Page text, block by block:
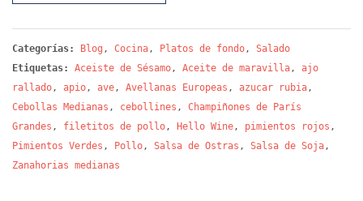
Categorías: Blog , Cocina, Platos de fondo, Salado
Etiquetas:
Aceiste de Sésamo, Aceite de maravilla, ajo
rallado, apio, ave, Avellanas Europeas , azucar rubia,
Cebollas Medianas , cebollines , Champiñones de París
Grandes , filetitos de pollo, Hello Wine, pimientos rojos ,
Pimientos Verdes , Pollo, Salsa de Ostras , Salsa de Soja,
Zanahorias medianas